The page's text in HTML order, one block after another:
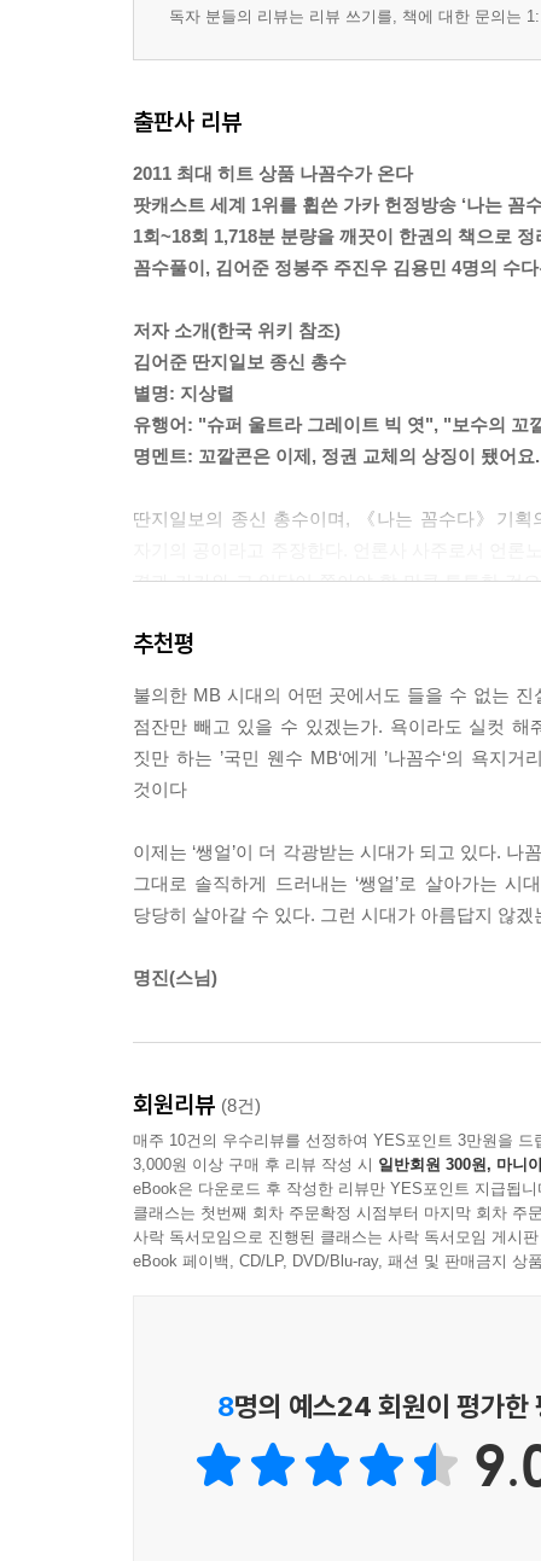
독자 분들의 리뷰는 리뷰 쓰기를, 책에 대한 문의는
출판사 리뷰
2011 최대 히트 상품 나꼼수가 온다
팟캐스트 세계 1위를 휩쓴 가카 헌정방송 ‘나는 꼼
1회~18회 1,718분 분량을 깨끗이 한권의 책으로 정
꼼수풀이, 김어준 정봉주 주진우 김용민 4명의 수
저자 소개(한국 위키 참조)
김어준 딴지일보 종신 총수
별명: 지상렬
유행어: "슈퍼 울트라 그레이트 빅 엿", "보수의 꼬
명멘트: 꼬깔콘은 이제, 정권 교체의 상징이 됐어요.
딴지일보의 종신 총수이며, 《나는 꼼수다》기획
결과 가카와 그 일당이 쫄아야 할 만큼 튼튼한 것
주요 역할은 정봉주 전 의원과 주진우 기자의 이
목소리나 비판을 가장 직접적으로 받으며, 특히
트위터에서도 이루어졌으며 정봉주 의원은 비판
정봉주 의원, 주진우 기자처럼 직접 사안에 대한
정봉주 의원을 향하여 자주 사용한다.)를 견제
노력한다.
흥분하면 크게 웃으면서 "씨바"라는 추임새를
돼지, 목사 아들, 목사 아들 돼지(김용민), 깔때
정봉주 17대 국회의원
별명: 노원구 공릉동, 월계동을 지역기반으로 하
유행어: "서울시 노원구 공릉동, 월계동을 지역기
의원 정봉주입니다."
17대 국회의원 시절 의정 활동이 눈부셨다고
(모든 이야기를 자기 자랑으로 결론짓는다고 해
매우 경박하나(이에 대해서는 스스로도 인정한
방송된 14회에서는 대인의 풍모를 보이기도 헀다.
추천평
불의한 MB 시대의 어떤 곳에서도 들을 수 없는
점잔만 빼고 있을 수 있겠는가. 욕이라도 실컷
짓만 하는 ’국민 웬수 MB‘에게 ’나꼼수‘의 욕지
것이다
이제는 ‘쌩얼’이 더 각광받는 시대가 되고 있다.
그대로 솔직하게 드러내는 ‘쌩얼’로 살아가는
당당히 살아갈 수 있다. 그런 시대가 아름답지 않
명진(스님)
회원리뷰 (8건)
매주 10건의 우수리뷰를 선정하여 YES포인트 3만원을 드
3,000원 이상 구매 후 리뷰 작성 시 일반회원 300원, 마니
eBook은 다운로드 후 작성한 리뷰만 YES포인트 지급됩니
클래스는 첫번째 회차 주문확정 시점부터 마지막 회차 주
사락 독서모임으로 진행된 클래스는 사락 독서모임 게시
eBook 페이백, CD/LP, DVD/Blu-ray, 패션 및 판매금지 상
8명의 예스24 회원이 평가한